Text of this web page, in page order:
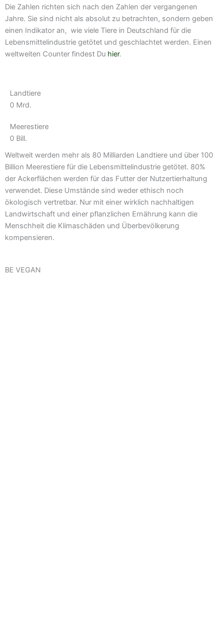
Die Zahlen richten sich nach den Zahlen der vergangenen
Jahre. Sie sind nicht als absolut zu betrachten, sondern geben
einen Indikator an, wie viele Tiere in Deutschland für die
Lebensmittelindustrie getötet und geschlachtet werden. Einen
weltweiten Counter findest Du hier.
Landtiere
0 Mrd.
Meerestiere
0 Bill.
Weltweit werden mehr als 80 Milliarden Landtiere und über 100
Billion Meerestiere für die Lebensmittelindustrie getötet. 80%
der Ackerflächen werden für das Futter der Nutzertierhaltung
verwendet. Diese Umstände sind weder ethisch noch
ökologisch vertretbar. Nur mit einer wirklich nachhaltigen
Landwirtschaft und einer pflanzlichen Ernährung kann die
Menschheit die Klimaschäden und Überbevölkerung
kompensieren.
BE VEGAN